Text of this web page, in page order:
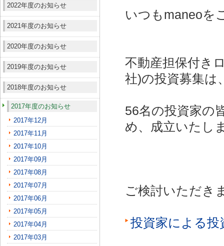
2022年度のお知らせ
2021年度のお知らせ
2020年度のお知らせ
2019年度のお知らせ
2018年度のお知らせ
2017年度のお知らせ
2017年12月
2017年11月
2017年10月
2017年09月
2017年08月
2017年07月
2017年06月
2017年05月
2017年04月
2017年03月
いつもmaneoを
不動産担保付き
社)の投資募集は
56名の投資家の
め、成立いたし
ご検討いただき
投資家による